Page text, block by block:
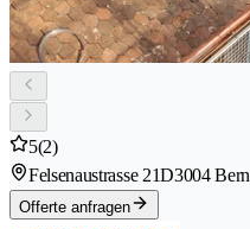
5(2)
Felsenaustrasse 21D3004 Bern
Offerte anfragen